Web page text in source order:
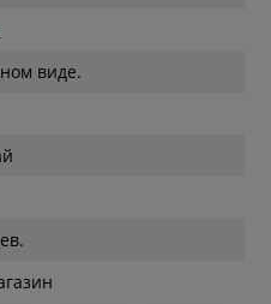
виде.